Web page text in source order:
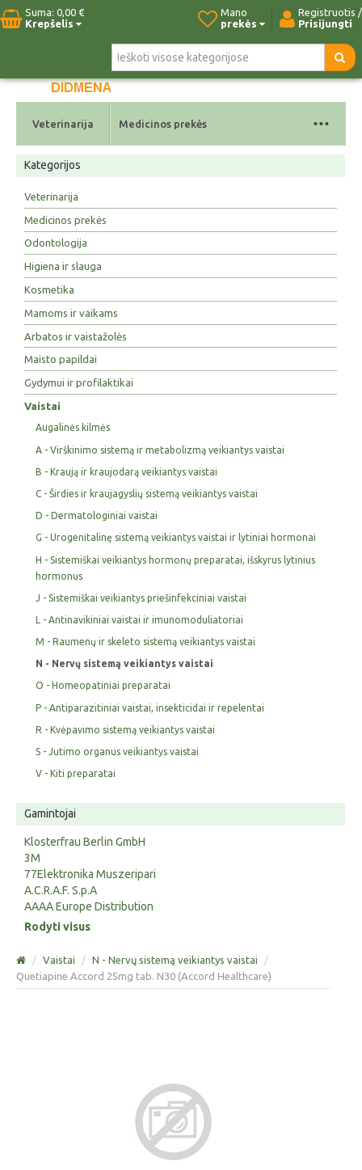
Suma: 0,00 €
Krepšelis
Registruotis /
Prisijungti
Mano
prekės
Pradžia Naujos prekės Kontaktai
Veterinarija Medicinos prekės ...
Kategorijos
Veterinarija
Medicinos prekės
Odontologija
Higiena ir slauga
Kosmetika
Mamoms ir vaikams
Arbatos ir vaistažolės
Maisto papildai
Gydymui ir profilaktikai
Vaistai
Augalinės kilmės
A - Virškinimo sistemą ir metabolizmą veikiantys vaistai
B - Kraują ir kraujodarą veikiantys vaistai
C - Širdies ir kraujagyslių sistemą veikiantys vaistai
D - Dermatologiniai vaistai
G - Urogenitalinę sistemą veikiantys vaistai ir lytiniai hormonai
H - Sistemiškai veikiantys hormonų preparatai, išskyrus lytinius
hormonus
J - Sistemiškai veikiantys priešinfekciniai vaistai
L - Antinavikiniai vaistai ir imunomoduliatoriai
M - Raumenų ir skeleto sistemą veikiantys vaistai
N - Nervų sistemą veikiantys vaistai
O - Homeopatiniai preparatai
P - Antiparazitiniai vaistai, insekticidai ir repelentai
R - Kvėpavimo sistemą veikiantys vaistai
S - Jutimo organus veikiantys vaistai
V - Kiti preparatai
Gamintojai
Klosterfrau Berlin GmbH
3M
77Elektronika Muszeripari
A.C.R.A.F. S.p.A
AAAA Europe Distribution
Rodyti visus
/ Vaistai / N - Nervų sistemą veikiantys vaistai
/
Quetiapine Accord 25mg tab. N30 (Accord Healthcare)